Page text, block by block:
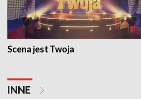
Scena jest Twoja
INNE